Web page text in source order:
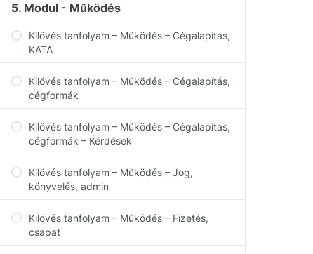
5. Modul - Működés
Kilövés tanfolyam – Működés – Cégalapítás,
KATA
Kilövés tanfolyam – Működés – Cégalapítás,
cégformák
Kilövés tanfolyam – Működés – Cégalapítás,
cégformák – Kérdések
Kilövés tanfolyam – Működés – Jog,
könyvelés, admin
Kilövés tanfolyam – Működés – Fizetés,
csapat